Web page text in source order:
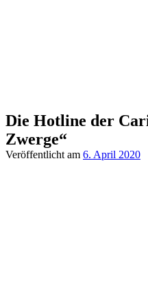
Die Hotline der
Zwerge“
Veröffentlicht am 6. April 2020